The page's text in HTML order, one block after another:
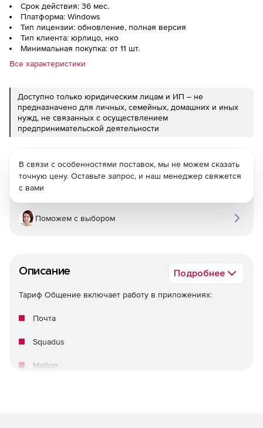
Срок действия: 36 мес.
Платформа: Windows
Тип лицензии: обновление, полная версия
Тип клиента: юрлицо, нко
Минимальная покупка: от 11 шт.
Все характеристики
Доступно только юридическим лицам и ИП – не
предназначено для личных, семейных, домашних и иных
нужд, не связанных с осуществлением
предпринимательской деятельности
Описание Подробнее
Тариф Общение включает работу в приложениях:
Почта
Squadus
Mailion
В связи с особенностями поставок, мы не можем сказать
точную цену. Оставьте запрос, и наш менеджер свяжется
с вами
Поможем с выбором